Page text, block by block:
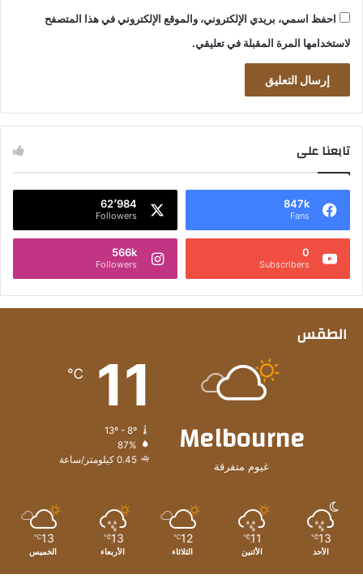
احفظ اسمي، بريدي الإلكتروني، والموقع الإلكتروني في هذا المتصفح
لاستخدامها المرة المقبلة في تعليقي.
تابعنا على
847k
Fans
62٬984
Followers
0
Subscribers
566k
Followers
الطقس
Melbourne
غيوم متفرقة
11
℃
13º - 8º
87%
0.45 كيلومتر/ساعة
13
℃
الأحد
11
℃
الأثنين
12
℃
الثلاثاء
13
℃
الأربعاء
13
℃
الخميس